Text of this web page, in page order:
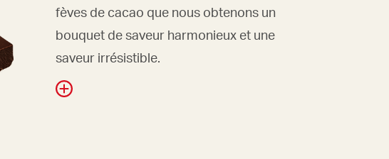
fèves de cacao que nous obtenons un
bouquet de saveur harmonieux et une
saveur irrésistible.